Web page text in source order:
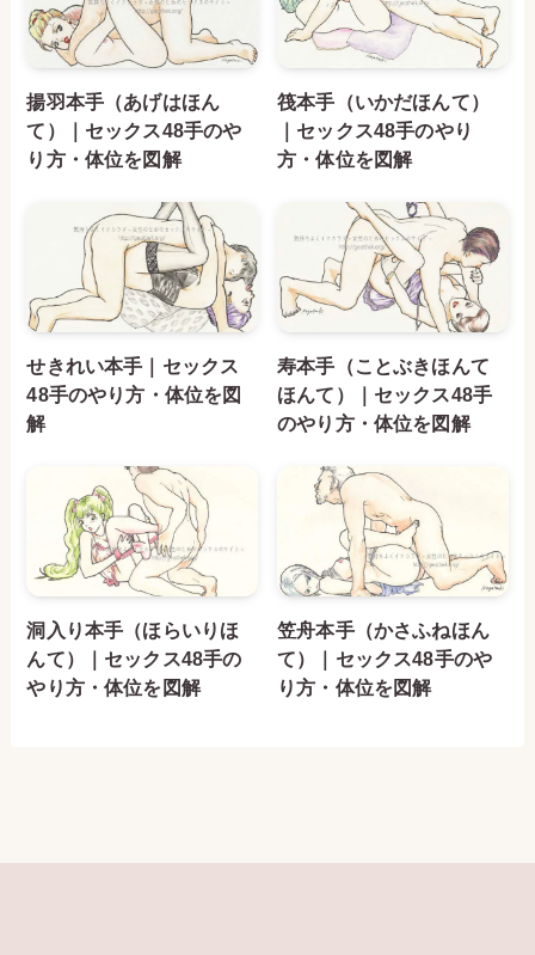
揚羽本手（あげはほん
て）｜セックス48手のや
り方・体位を図解
筏本手（いかだほんて）
｜セックス48手のやり
方・体位を図解
せきれい本手｜セックス
48手のやり方・体位を図
解
寿本手（ことぶきほんて
ほんて）｜セックス48手
のやり方・体位を図解
洞入り本手（ほらいりほ
んて）｜セックス48手の
やり方・体位を図解
笠舟本手（かさふねほん
て）｜セックス48手のや
り方・体位を図解